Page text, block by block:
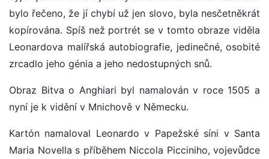
bylo řečeno, že jí chybí už jen slovo, byla nesčetněkrát
kopírována. Spíš než portrét se v tomto obraze viděla
Leonardova malířská autobiografie, jedinečné, osobité
zrcadlo jeho génia a jeho nedostupných snů.
Obraz Bitva o Anghiari byl namalován v roce 1505 a
nyní je k vidění v Mnichově v Německu.
Kartón namaloval Leonardo v Papežské síni v Santa
Maria Novella s příběhem Niccola Picciniho, vojevůdce